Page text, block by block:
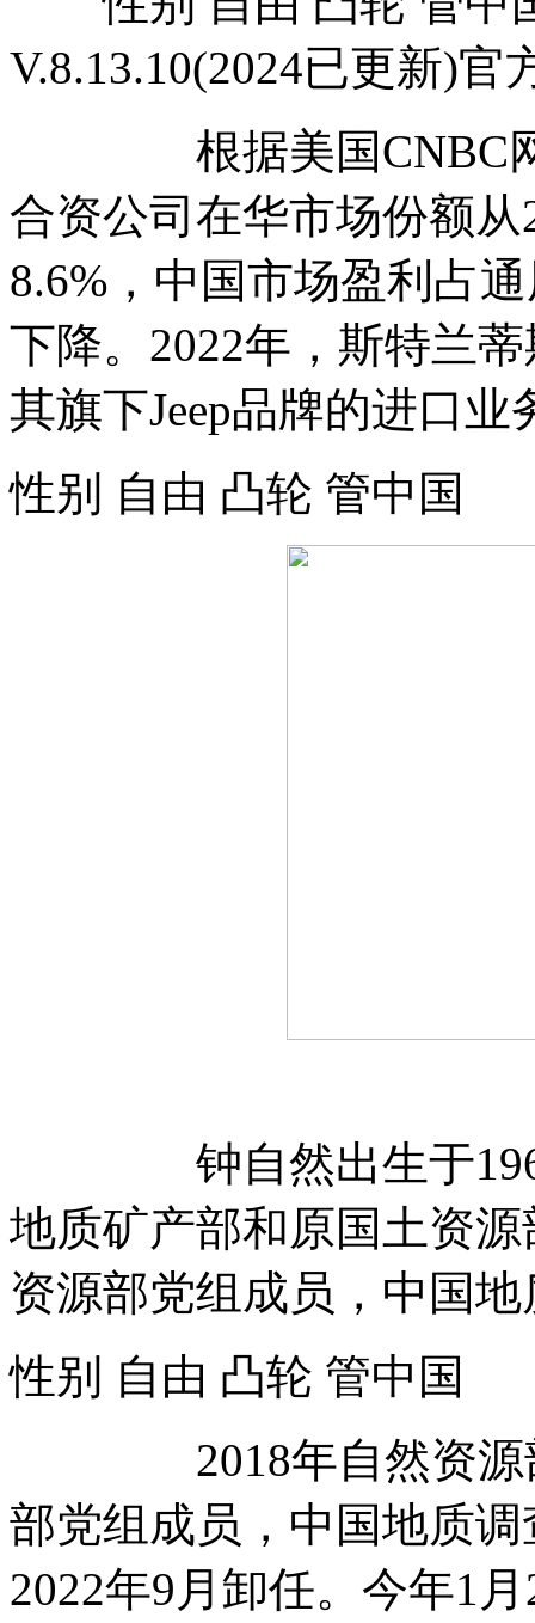
V.8.13.10(2024已更新)
根据美国CNBC网站
合资公司在华市场份额
8.6%，中国市场盈利占
下降。2022年，斯特兰
其旗下Jeep品牌的进口业
性别 自由 凸轮 管中
钟自然出生于1962
地质矿产部和原国土资
资源部党组成员，中国
性别 自由 凸轮 管中
2018年自然资源部
部党组成员，中国地质
2022年9月卸任。今年1